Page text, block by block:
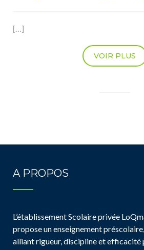
[…]
VOIR PLUS
A PROPOS
L’établissement Scolaire privée
propose un enseignement
alliant rigueur, discipline et efficacité